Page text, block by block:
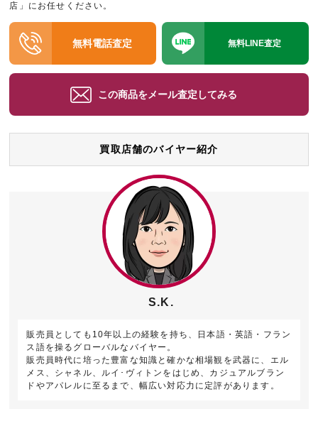
店」にお任せください。
無料電話査定 無料LINE査定
この商品をメール査定してみる
買取店舗のバイヤー紹介
S.K.
販売員としても10年以上の経験を持ち、日本語・英語・フラン
ス語を操るグローバルなバイヤー。
販売員時代に培った豊富な知識と確かな相場観を武器に、エル
メス、シャネル、ルイ･ヴィトンをはじめ、カジュアルブラン
ドやアパレルに至るまで、幅広い対応力に定評があります。